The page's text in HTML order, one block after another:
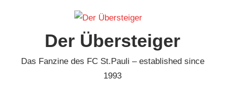
Der Übersteiger
Das Fanzine des FC St.Pauli – established since
1993